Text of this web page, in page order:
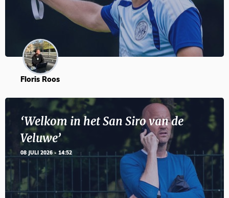
Floris Roos
‘Welkom in het San Siro van de
Veluwe’
08 JULI 2026 - 14:52